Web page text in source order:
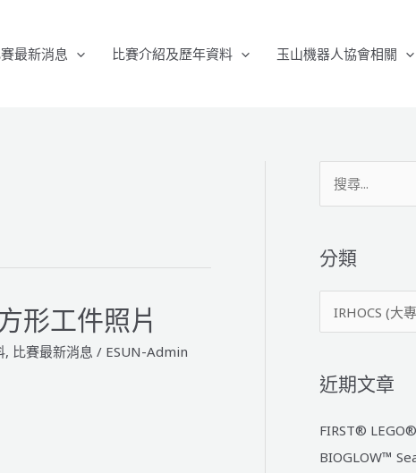
最新消息 比賽介紹及歷年資料 玉山機器人協會相關
形工件照片
, 比賽最新消息 / ESUN-Admin
鍵
分類
類
近期文章
FIRST®
BIOGLOW™